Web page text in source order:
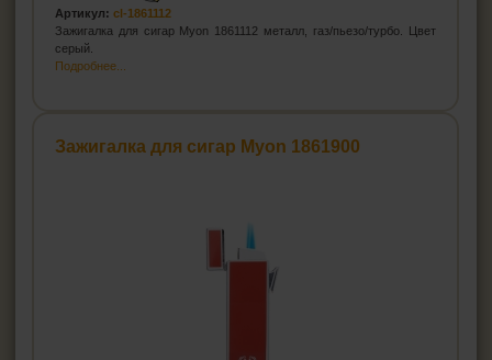
Артикул: cl-1861112
Зажигалка для сигар Myon 1861112 металл, газ/пьезо/турбо. Цвет
серый.
Подробнее...
Зажигалка для сигар Myon 1861900